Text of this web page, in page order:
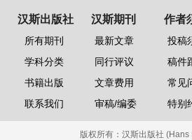
汉斯出版社
所有期刊
学科分类
书籍出版
联系我们
汉斯期刊
最新文章
同行评议
文章费用
审稿/编委
作者
投稿
稿件
常见
特别
版权所有： 汉斯出版社 (Hans